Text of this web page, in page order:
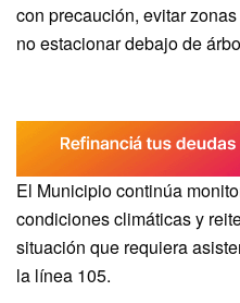
con precaución, evitar
no estacionar debajo de
El Municipio continúa
condiciones climáticas y
situación que requiera
la línea 105.